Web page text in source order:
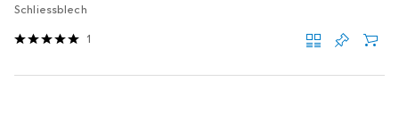
Schliessblech
1